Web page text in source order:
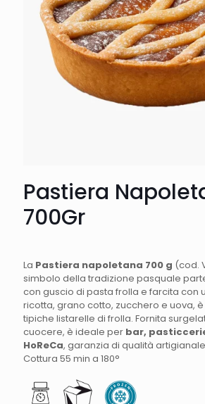
Pastiera
700Gr
La Pastiera napoletana 700 g (cod.
simbolo della tradizione pasquale
con guscio di pasta frolla e farcita con
ricotta, grano cotto, zucchero e uova,
tipiche listarelle di frolla. Fornita
cuocere, è ideale per bar,
HoReCa, garanzia di qualità
Cottura 55 min a 180°